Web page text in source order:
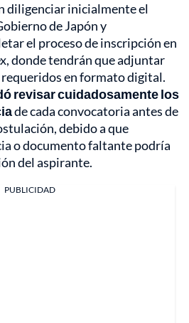
diligenciar inicialmente el
de Japón y
el proceso de inscripción en
donde tendrán que adjuntar
en formato digital.
revisar cuidadosamente los
de cada convocatoria antes de
debido a que
o documento faltante podría
del aspirante.
PUBLICIDAD